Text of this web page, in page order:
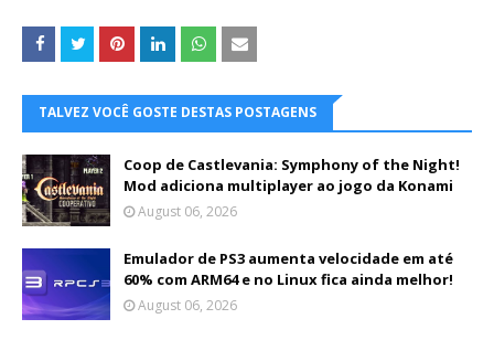
TALVEZ VOCÊ GOSTE DESTAS POSTAGENS
Coop de Castlevania: Symphony of the Night!
Mod adiciona multiplayer ao jogo da Konami
August 06, 2026
Emulador de PS3 aumenta velocidade em até
60% com ARM64 e no Linux fica ainda melhor!
August 06, 2026